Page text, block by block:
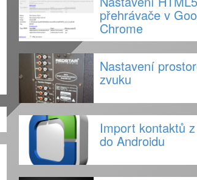
přehrávače v
Chrome
Nastavení
zvuku
Import kontaktů
do Androidu